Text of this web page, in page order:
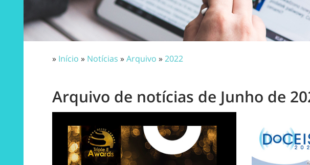
» Início » Notícias »Arquivo »2022
Arquivo de notícias de Junho de